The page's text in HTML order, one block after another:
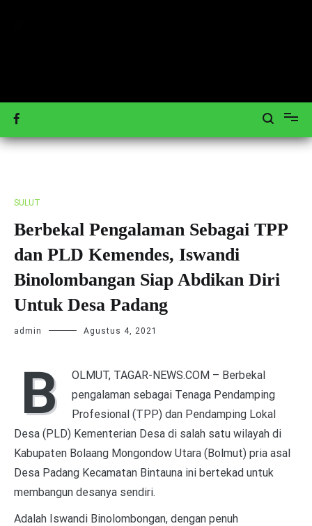
Tagar-News.com
Mengulas Peristiwa Teraktual
SULUT
Berbekal Pengalaman Sebagai TPP
dan PLD Kemendes, Iswandi
Binolombangan Siap Abdikan Diri
Untuk Desa Padang
admin Agustus 4, 2021
B
OLMUT, TAGAR-NEWS.COM – Berbekal
pengalaman sebagai Tenaga Pendamping
Profesional (TPP) dan Pendamping Lokal
Desa (PLD) Kementerian Desa di salah satu wilayah di
Kabupaten Bolaang Mongondow Utara (Bolmut) pria asal
Desa Padang Kecamatan Bintauna ini bertekad untuk
membangun desanya sendiri.
Adalah Iswandi Binolombongan, dengan penuh